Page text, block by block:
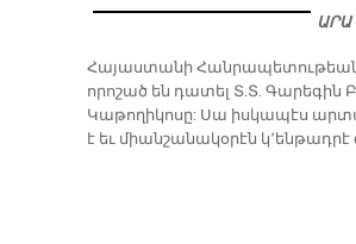
պե­տը ժա­մադ­րու­թիւն
վէն ներս ներ­կա­յա­ցուած բո­լոր
ցու­թիւն­նե­րու